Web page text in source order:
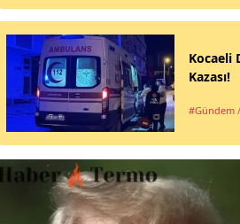
Kocaeli
Kazası!
#Gündem